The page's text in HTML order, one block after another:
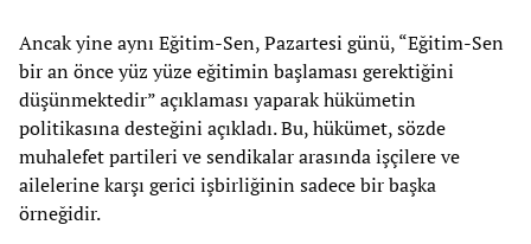
Ancak yine aynı Eğitim-Sen, Pazartesi günü, “Eğitim-Sen
bir an önce yüz yüze eğitimin başlaması gerektiğini
düşünmektedir” açıklaması yaparak hükümetin
politikasına desteğini açıkladı. Bu, hükümet, sözde
muhalefet partileri ve sendikalar arasında işçilere ve
ailelerine karşı gerici işbirliğinin sadece bir başka
örneğidir.